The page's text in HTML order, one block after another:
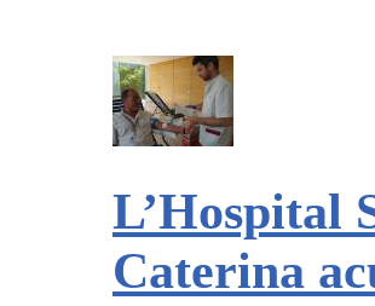
L’Hospital
Caterina